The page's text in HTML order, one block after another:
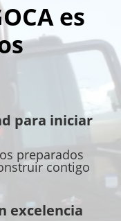
es
para iniciar
preparados
contigo
excelencia